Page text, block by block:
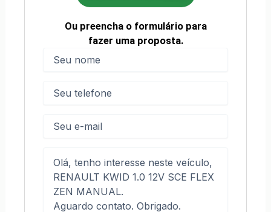
Ou preencha o formulário para
fazer uma proposta.
mail